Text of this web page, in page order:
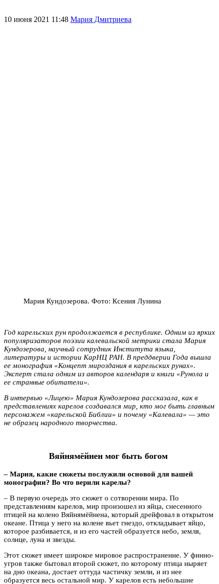
10 июня 2021 11:48 Мария Дмитриева
Мария Кундозерова. Фото: Ксения Лунина
Год карельских рун продолжается в республике. Одним из ярких
популяризаторов поэзии калевальской метрики стала Мария
Кундозерова, научный сотрудник Института языка,
литературы и истории КарНЦ РАН. В преддверии Года вышла
ее монография «Концепт мироздания в карельских рунах».
Эксперт стала одним из авторов календаря и книги «Рунола и
ее странные обитатели».
В интервью «Лицею» Мария Кундозерова рассказала, как в
представлениях карелов создавался мир, кто мог быть главным
персонажем «карельской Библии» и почему «Калевала» — это
не образец народного творчества.
Вяйнямёйнен мог быть богом
– Мария, какие сюжеты послужили основой для вашей
монографии? Во что верили карелы?
– В первую очередь это сюжет о сотворении мира. По
представлениям карелов, мир произошел из яйца, снесенного
птицей на колено Вяйнямёйнена, который дрейфовал в открытом
океане. Птица у него на колене вьет гнездо, откладывает яйцо,
которое разбивается, и из его частей образуется небо, земля,
солнце, луна и звезды.
Этот сюжет имеет широкое мировое распространение. У финно-
угров также бытовал второй сюжет, по которому птица ныряет
на дно океана, достает оттуда частичку земли, и из нее
образуется весь остальной мир. У карелов есть небольшие